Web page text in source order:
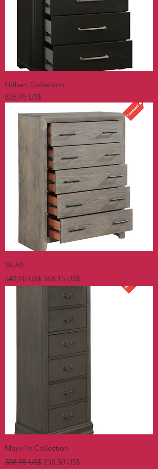
Gilbert Collection
Precio
826,95 US$
SILAS
Precio
543,90 US$ Precio de oferta
368,15 US$
Mayville Collection
Precio
308,95 US$ Precio de oferta
238,50 US$